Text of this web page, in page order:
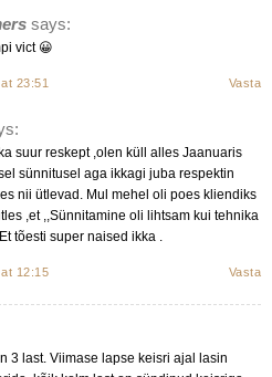
says:
vict 😀
23:51 Vasta
suur reskept ,olen küll alles Jaanuaris
sünnitusel aga ikkagi juba respektin
nii ütlevad. Mul mehel oli poes kliendiks
,et ,,Sünnitamine oli lihtsam kui tehnika
tõesti super naised ikka .
12:15 Vasta
3 last. Viimase lapse keisri ajal lasin